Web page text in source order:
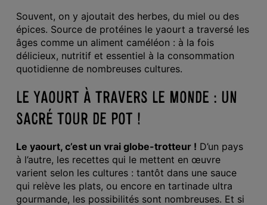
Souvent, on y ajoutait des herbes, du miel ou des
épices. Source de protéines le yaourt a traversé les
âges comme un aliment caméléon : à la fois
délicieux, nutritif et essentiel à la consommation
quotidienne de nombreuses cultures.
LE YAOURT À TRAVERS LE MONDE : UN
SACRÉ TOUR DE POT !
Le yaourt, c’est un vrai globe-trotteur ! D’un pays
à l’autre, les recettes qui le mettent en œuvre
varient selon les cultures : tantôt dans une sauce
qui relève les plats, ou encore en tartinade ultra
gourmande, les possibilités sont nombreuses. Et si